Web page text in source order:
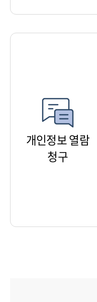
개인정보 열람
청구